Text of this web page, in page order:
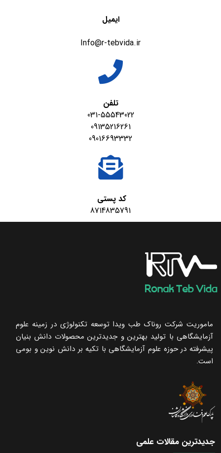
ایمیل
Info@r-tebvida.ir
تلفن
031-55543022
09135216261
09016693332
کد پستی
8714835791
ماموریت شرکت روناک طب ویدا توسعه تکنولوژی در زمینه علوم
آزمایشگاهی با تولید بهترین و جدیدترین محصولات دانش بنیان
پیشرفته در حوزه علوم آزمایشگاهی با تکیه ‌بر دانش نوین و بومی
است.
جدیدترین مقالات علمی